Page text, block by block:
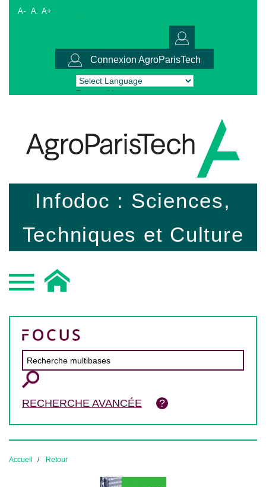
A- A A+
Connexion AgroParisTech
Powered by Translate
Infodoc : Sciences,
Techniques et Culture
RECHERCHE AVANCÉE
Accueil Retour